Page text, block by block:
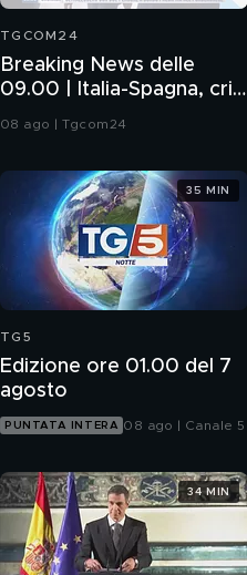
TGCOM24
Breaking News delle
09.00 | Italia-Spagna, crisi
di frontiera
08 ago | Tgcom24
TG5
Edizione ore 01.00 del 7
agosto
PUNTATA INTERA 08 ago | Canale 5
35 MIN
34 MIN